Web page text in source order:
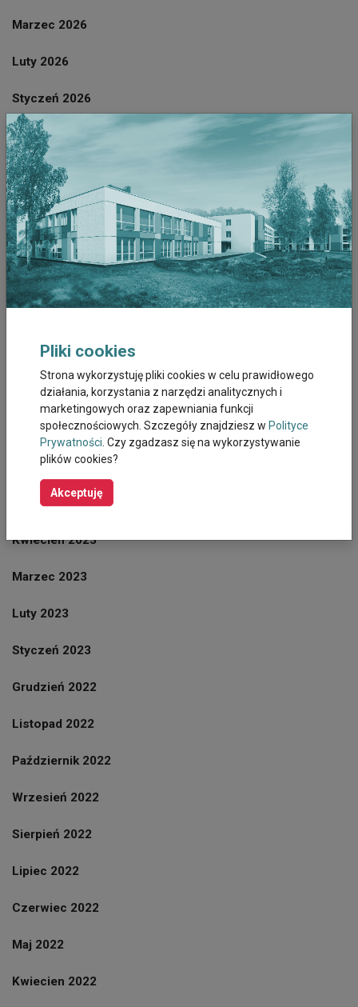
Marzec 2026
Luty 2026
Styczeń 2026
Grudzień 2025
Listopad 2025
Październik 2025
Wrzesień 2025
Sierpień 2025
Wrzesień 2023
Sierpień 2023
Lipiec 2023
Czerwiec 2023
Maj 2023
Kwiecien 2023
Marzec 2023
Luty 2023
Styczeń 2023
Grudzień 2022
Listopad 2022
Październik 2022
Wrzesień 2022
Sierpień 2022
Lipiec 2022
Czerwiec 2022
Maj 2022
Kwiecien 2022
Pliki cookies
Strona wykorzystuję pliki cookies w celu prawidłowego
działania, korzystania z narzędzi analitycznych i
marketingowych oraz zapewniania funkcji
społecznościowych. Szczegóły znajdziesz w Polityce
Prywatności. Czy zgadzasz się na wykorzystywanie
plików cookies?
Akceptuję